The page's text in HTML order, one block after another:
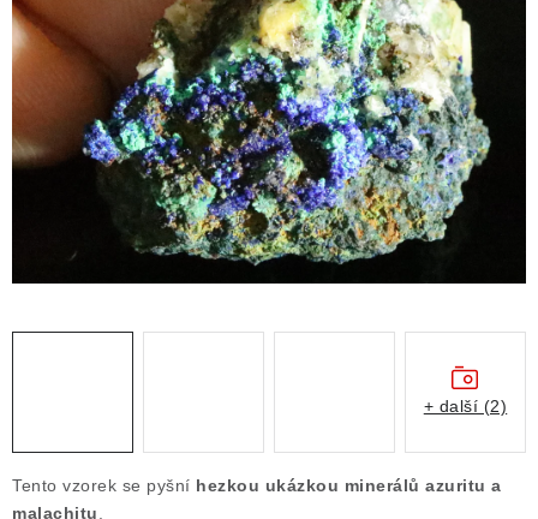
ČLÁNKY
NALEZIŠTĚ
NÁŠ PŘÍBĚH
VIDEOGALERIE
Výkup minerálů a drahých kamenů
Tento vzorek se pyšní hezkou ukázkou minerálů azuritu a
malachitu
+ další (2)